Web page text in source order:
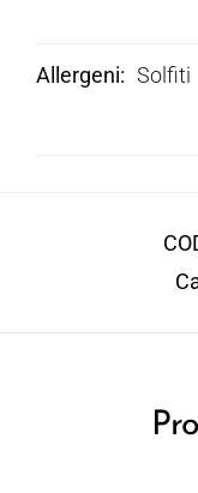
Allergeni Solfiti